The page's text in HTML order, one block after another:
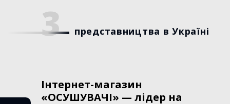
3 представництва в Україні
Інтернет-магазин
«ОСУШУВАЧІ» — лідер на